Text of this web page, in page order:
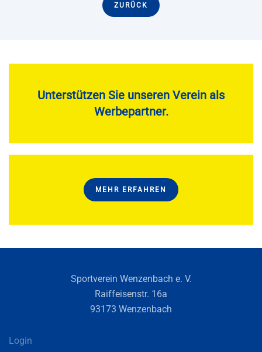
ZURÜCK
Unterstützen Sie unseren Verein als
Werbepartner.
MEHR ERFAHREN
Sportverein Wenzenbach e. V.
Raiffeisenstr. 16a
93173 Wenzenbach
Login